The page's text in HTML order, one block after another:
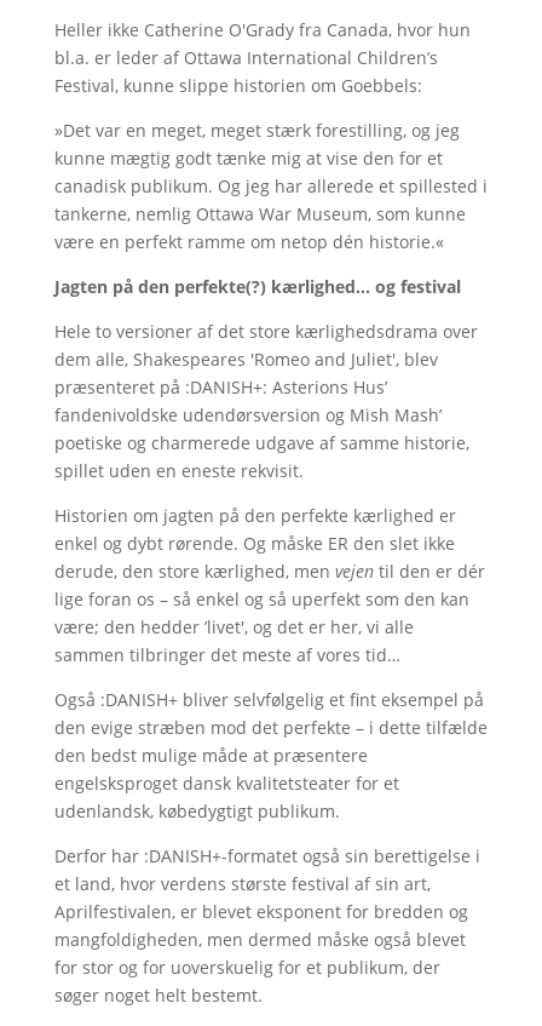
Heller ikke Catherine O'Grady fra Canada, hvor hun
bl.a. er leder af Ottawa International Children’s
Festival, kunne slippe historien om Goebbels:
»Det var en meget, meget stærk forestilling, og jeg
kunne mægtig godt tænke mig at vise den for et
canadisk publikum. Og jeg har allerede et spillested i
tankerne, nemlig Ottawa War Museum, som kunne
være en perfekt ramme om netop dén historie.«
Jagten på den perfekte(?) kærlighed… og festival
Hele to versioner af det store kærlighedsdrama over
dem alle, Shakespeares 'Romeo and Juliet', blev
præsenteret på :DANISH+: Asterions Hus’
fandenivoldske udendørsversion og Mish Mash’
poetiske og charmerede udgave af samme historie,
spillet uden en eneste rekvisit.
Historien om jagten på den perfekte kærlighed er
enkel og dybt rørende. Og måske ER den slet ikke
derude, den store kærlighed, men vejentil den er dér
lige foran os – så enkel og så uperfekt som den kan
være; den hedder ’livet', og det er her, vi alle
sammen tilbringer det meste af vores tid…
Også :DANISH+ bliver selvfølgelig et fint eksempel på
den evige stræben mod det perfekte – i dette tilfælde
den bedst mulige måde at præsentere
engelsksproget dansk kvalitetsteater for et
udenlandsk, købedygtigt publikum.
Derfor har :DANISH+-formatet også sin berettigelse i
et land, hvor verdens største festival af sin art,
Aprilfestivalen, er blevet eksponent for bredden og
mangfoldigheden, men dermed måske også blevet
for stor og for uoverskuelig for et publikum, der
søger noget helt bestemt.